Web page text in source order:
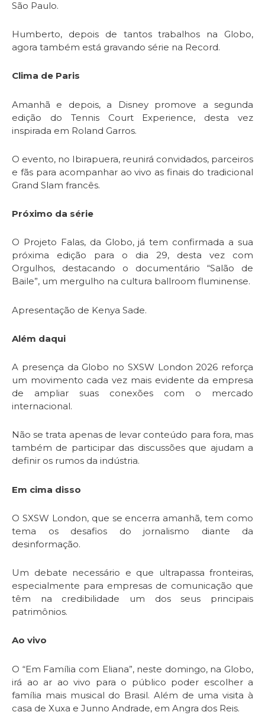
São Paulo.
Humberto, depois de tantos trabalhos na Globo,
agora também está gravando série na Record.
Clima de Paris
Amanhã e depois, a Disney promove a segunda
edição do Tennis Court Experience, desta vez
inspirada em Roland Garros.
O evento, no Ibirapuera, reunirá convidados, parceiros
e fãs para acompanhar ao vivo as finais do tradicional
Grand Slam francês.
Próximo da série
O Projeto Falas, da Globo, já tem confirmada a sua
próxima edição para o dia 29, desta vez com
Orgulhos, destacando o documentário “Salão de
Baile”, um mergulho na cultura ballroom fluminense.
Apresentação de Kenya Sade.
Além daqui
A presença da Globo no SXSW London 2026 reforça
um movimento cada vez mais evidente da empresa
de ampliar suas conexões com o mercado
internacional.
Não se trata apenas de levar conteúdo para fora, mas
também de participar das discussões que ajudam a
definir os rumos da indústria.
Em cima disso
O SXSW London, que se encerra amanhã, tem como
tema os desafios do jornalismo diante da
desinformação.
Um debate necessário e que ultrapassa fronteiras,
especialmente para empresas de comunicação que
têm na credibilidade um dos seus principais
patrimônios.
Ao vivo
O “Em Família com Eliana”, neste domingo, na Globo,
irá ao ar ao vivo para o público poder escolher a
família mais musical do Brasil. Além de uma visita à
casa de Xuxa e Junno Andrade, em Angra dos Reis.